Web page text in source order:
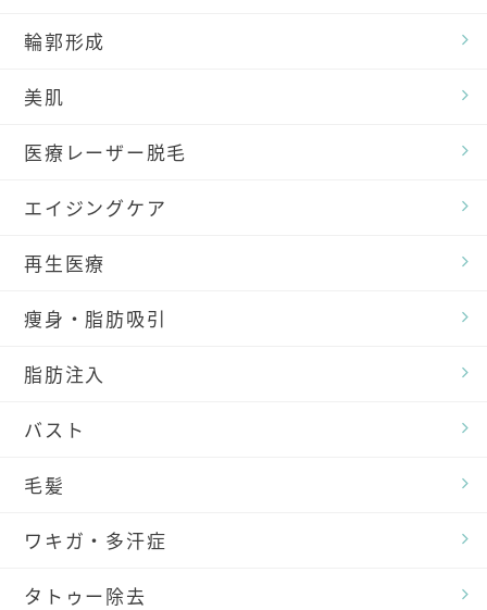
輪郭形成
美肌
医療レーザー脱毛
エイジングケア
再生医療
痩身・脂肪吸引
脂肪注入
バスト
毛髪
ワキガ・多汗症
タトゥー除去